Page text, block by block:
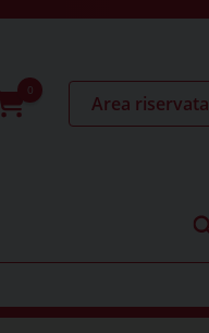
0
Area riservata